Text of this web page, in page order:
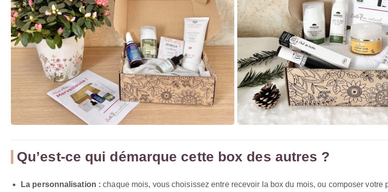
Qu’est-ce qui démarque cette box des autres ?
La personnalisation : chaque mois, vous choisissez entre recevoir la box du mois, ou composer votre